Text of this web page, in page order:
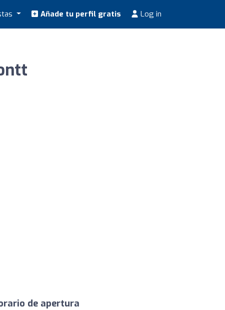
Añade tu perfil gratis Log in
de apertura